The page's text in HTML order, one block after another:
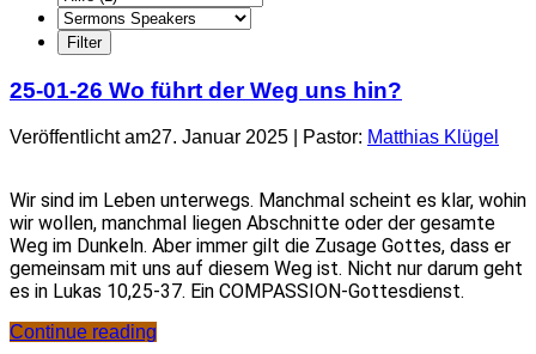
25-01-26 Wo führt der Weg uns hin?
Veröffentlicht am27. Januar 2025 | Pastor: Matthias Klügel
Wir sind im Leben unterwegs. Manchmal scheint es klar, wohin
wir wollen, manchmal liegen Abschnitte oder der gesamte
Weg im Dunkeln. Aber immer gilt die Zusage Gottes, dass er
gemeinsam mit uns auf diesem Weg ist. Nicht nur darum geht
es in Lukas 10,25-37. Ein COMPASSION-Gottesdienst.
Continue reading